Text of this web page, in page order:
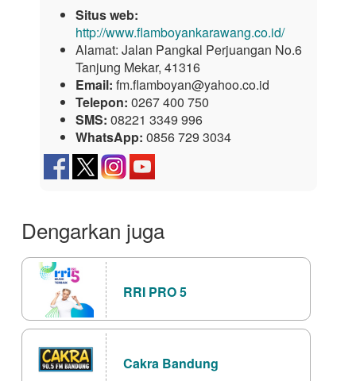
Situs web:
http://www.flamboyankarawang.co.id/
Alamat: Jalan Pangkal Perjuangan No.6
Tanjung Mekar, 41316
Email: fm.flamboyan@yahoo.co.id
Telepon: 0267 400 750
SMS: 08221 3349 996
WhatsApp: 0856 729 3034
Dengarkan juga
RRI PRO 5
Cakra Bandung